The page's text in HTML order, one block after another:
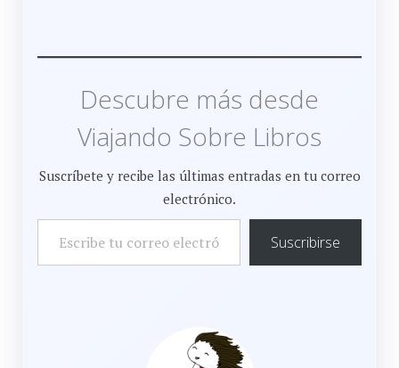
Descubre más desde
Viajando Sobre Libros
Suscríbete y recibe las últimas entradas en tu correo
electrónico.
ESCRIBE TU CORREO ELECTRÓNICO…
Suscribirse